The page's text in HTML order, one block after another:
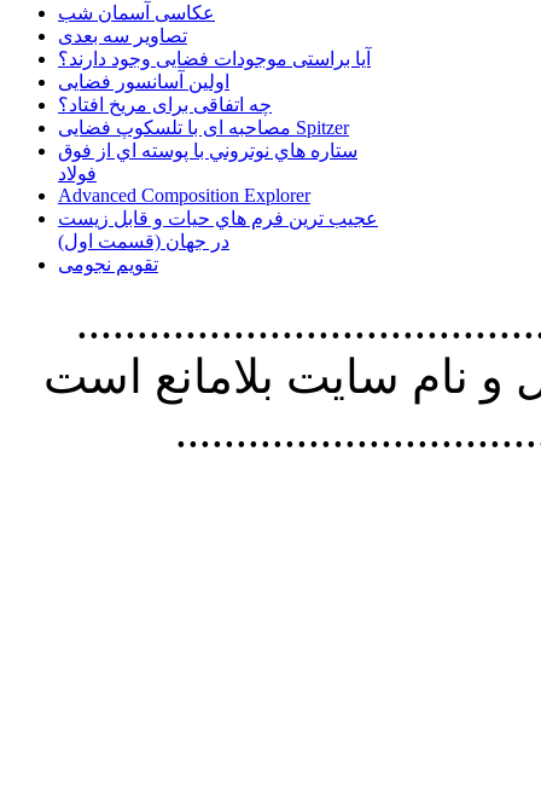
عکاسی آسمان شب
تصاویر سه بعدی
آیا براستی موجودات فضایی وجود دارند؟
اولین آسانسور فضایی
چه اتفاقی برای مریخ افتاد؟
مصاحبه ای با تلسکوپ فضایی Spitzer
ستاره هاي نوتروني با پوسته اي از فوق
فولاد
Advanced Composition Explorer
عجیب ترین فرم هاي حيات و قابل زيست
در جهان (قسمت اول)
تقویم نجومی
استفاده از
نام سايت بلامانع است